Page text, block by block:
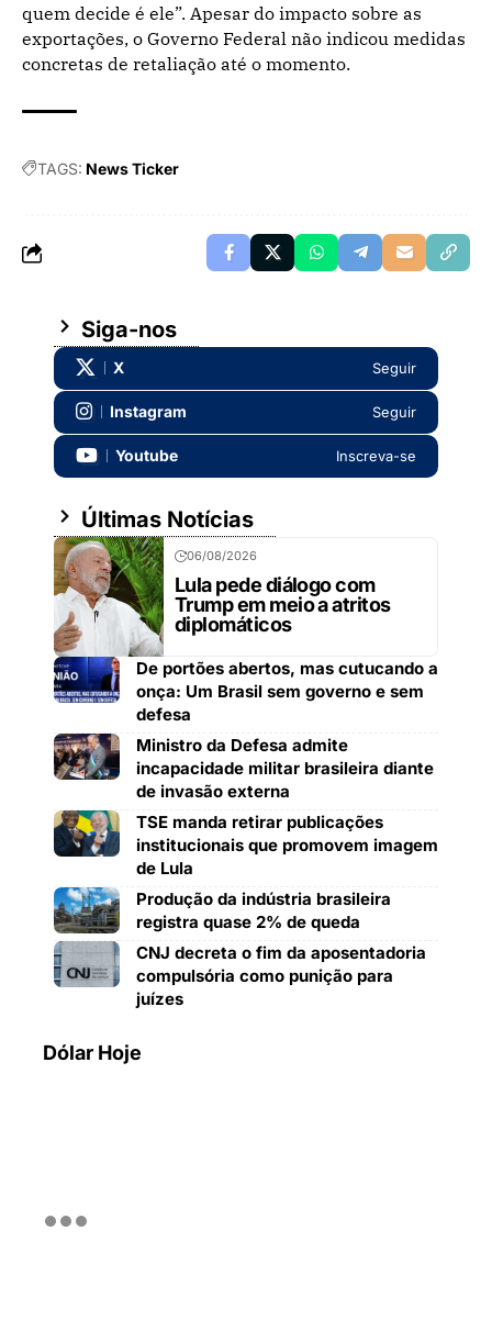
quem decide é ele”. Apesar do impacto sobre as
exportações, o Governo Federal não indicou medidas
concretas de retaliação até o momento.
TAGS: News Ticker
Siga-nos
X Seguir
Instagram Seguir
Youtube Inscreva-se
Últimas Notícias
06/08/2026
Lula pede diálogo com
Trump em meio a atritos
diplomáticos
De portões abertos, mas cutucando a
onça: Um Brasil sem governo e sem
defesa
Ministro da Defesa admite
incapacidade militar brasileira diante
de invasão externa
TSE manda retirar publicações
institucionais que promovem imagem
de Lula
Produção da indústria brasileira
registra quase 2% de queda
CNJ decreta o fim da aposentadoria
compulsória como punição para
juízes
Dólar Hoje